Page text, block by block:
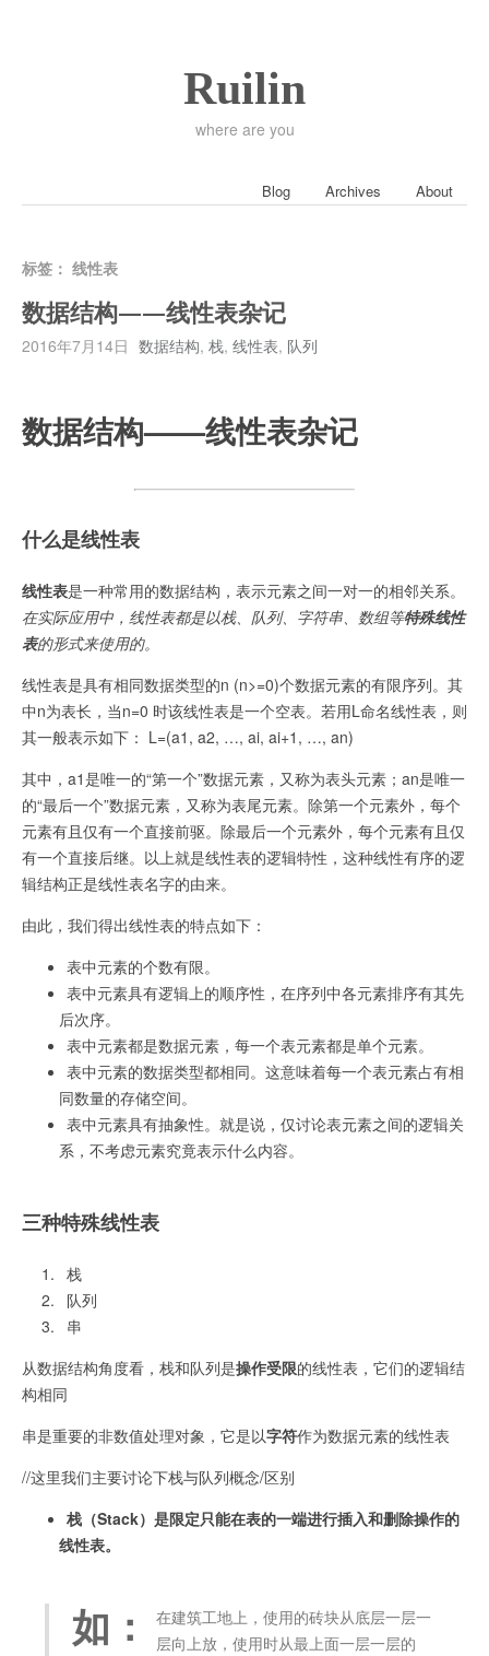
Ruilin
where are you
Blog Archives About
标签： 线性表
数据结构——线性表杂记
2016年7月14日 数据结构, 栈, 线性表, 队列
数据结构——线性表杂记
什么是线性表
线性表是一种常用的数据结构，表示元素之间一对一的相邻关系。
在实际应用中，线性表都是以栈、队列、字符串、数组等特殊线性
表的形式来使用的。
线性表是具有相同数据类型的n (n>=0)个数据元素的有限序列。其
中n为表长，当n=0 时该线性表是一个空表。若用L命名线性表，则
其一般表示如下： L=(a1, a2, …, ai, ai+1, …, an)
其中，a1是唯一的“第一个”数据元素，又称为表头元素；an是唯一
的“最后一个”数据元素，又称为表尾元素。除第一个元素外，每个
元素有且仅有一个直接前驱。除最后一个元素外，每个元素有且仅
有一个直接后继。以上就是线性表的逻辑特性，这种线性有序的逻
辑结构正是线性表名字的由来。
由此，我们得出线性表的特点如下：
表中元素的个数有限。
表中元素具有逻辑上的顺序性，在序列中各元素排序有其先
后次序。
表中元素都是数据元素，每一个表元素都是单个元素。
表中元素的数据类型都相同。这意味着每一个表元素占有相
同数量的存储空间。
表中元素具有抽象性。就是说，仅讨论表元素之间的逻辑关
系，不考虑元素究竟表示什么内容。
三种特殊线性表
栈
队列
串
从数据结构角度看，栈和队列是操作受限的线性表，它们的逻辑结
构相同
串是重要的非数值处理对象，它是以字符作为数据元素的线性表
//这里我们主要讨论下栈与队列概念/区别
栈（Stack）是限定只能在表的一端进行插入和删除操作的
线性表。
如：
在建筑工地上，使用的砖块从底层一层一
层向上放，使用时从最上面一层一层的